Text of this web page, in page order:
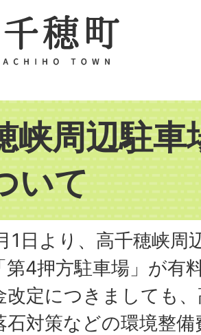
峡周辺駐車
いて
1日より、高千穂峡周
第4押方駐車場」が有
改定につきましても
石対策などの環境整